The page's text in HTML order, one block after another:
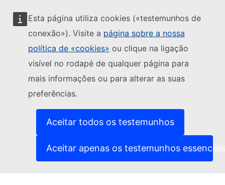
Esta página utiliza cookies («testemunhos de
conexão»). Visite a página sobre a nossa
política de «cookies» ou clique na ligação
visível no rodapé de qualquer página para
mais informações ou para alterar as suas
preferências.
Aceitar todos os testemunhos
Aceitar apenas os testemunhos
1
Voto
1 0 0
Seguir a Comissão Europeia
(Ligação externa)
Comunicar uma vulnerabilidade informática(Ligação
Línguas dos nossos websites(Ligação externa)
Cookies(Ligação externa)
Política de privacidade